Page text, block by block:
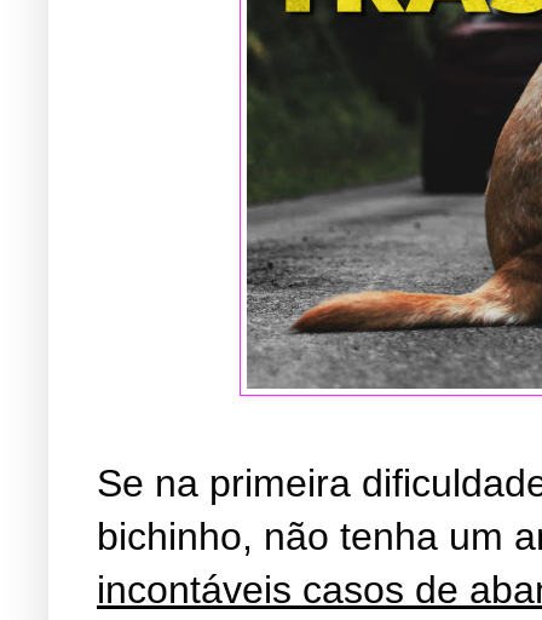
Se na primeira
bichinho, não tenha um
incontáveis casos de